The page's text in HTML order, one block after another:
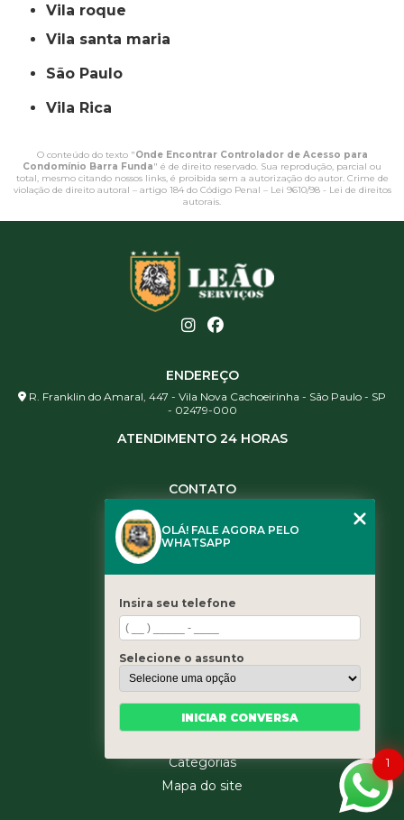
vila roque
vila santa maria
São Paulo
Vila Rica
O conteúdo do texto "Onde Encontrar Controlador de Acesso para
Condomínio Barra Funda" é de direito reservado. Sua reprodução, parcial ou
total, mesmo citando nossos links, é proibida sem a autorização do autor. Crime de
violação de direito autoral – artigo 184 do Código Penal – Lei 9610/98 - Lei de direitos
autorais.
ENDEREÇO
R. Franklin do Amaral, 447 - Vila Nova Cachoeirinha - São Paulo - SP
- 02479-000
ATENDIMENTO 24 HORAS
CONTATO
(11) 3461-5871
contato@leaoservicos.com.br
Home
Quem somos
Serviços
Blog
Categorias
Mapa do site
1
OLÁ! FALE AGORA PELO
WHATSAPP
Insira seu telefone
Selecione o assunto
INICIAR CONVERSA